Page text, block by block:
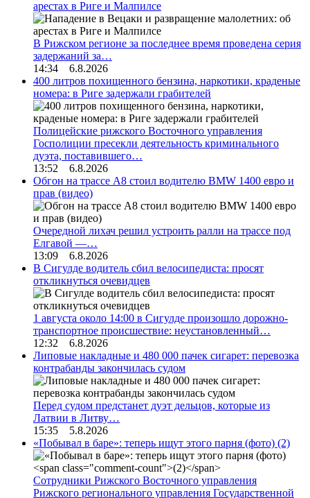
арестах в Риге и Малпилсе
В Рижском регионе за последнее время проведена серия
задержаний за…
14:34 6.8.2026
400 литров похищенного бензина, наркотики, краденые
номера: в Риге задержали грабителей
Полицейские рижского Восточного управления
Госполиции пресекли деятельность криминального
дуэта, поставившего…
13:52 6.8.2026
Обгон на трассе А8 стоил водителю BMW 1400 евро и
прав (видео)
Очередной лихач решил устроить ралли на трассе под
Елгавой —…
13:09 6.8.2026
В Сигулде водитель сбил велосипедиста: просят
откликнуться очевидцев
1 августа около 14:00 в Сигулде произошло дорожно-
транспортное происшествие: неустановленный…
12:32 6.8.2026
Липовые накладные и 480 000 пачек сигарет: перевозка
контрабанды закончилась судом
Перед судом предстанет дуэт дельцов, которые из
Латвии в Литву…
15:35 5.8.2026
«Побывал в баре»: теперь ищут этого парня (фото) (2)
Сотрудники Рижского Восточного управления
Рижского регионального управления Государственной